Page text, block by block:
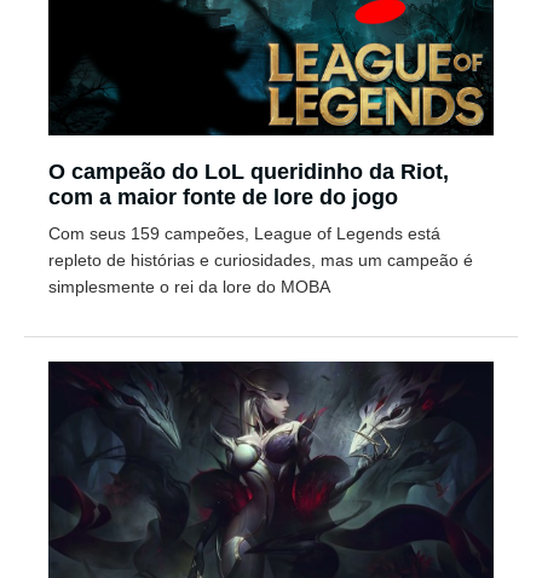
O campeão do LoL queridinho da Riot,
com a maior fonte de lore do jogo
Com seus 159 campeões, League of Legends está
repleto de histórias e curiosidades, mas um campeão é
simplesmente o rei da lore do MOBA